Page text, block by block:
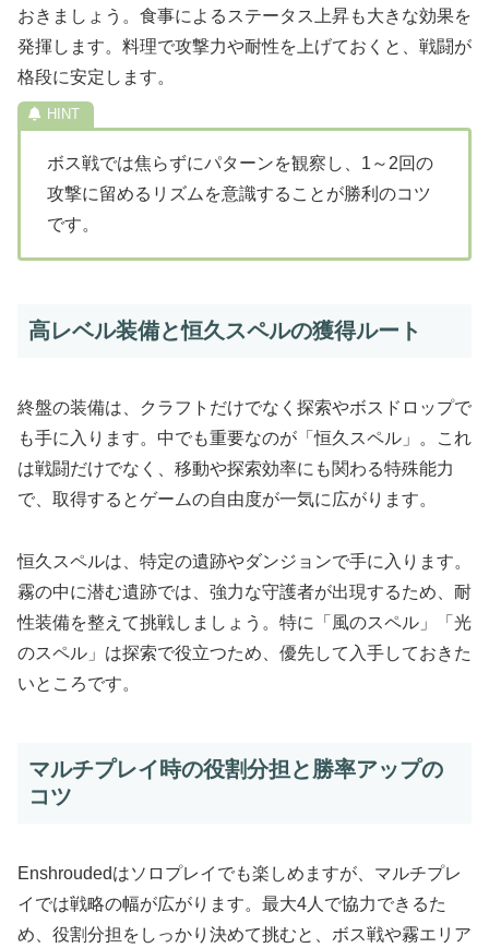
おきましょう。食事によるステータス上昇も大きな効果を
発揮します。料理で攻撃力や耐性を上げておくと、戦闘が
格段に安定します。
ボス戦では焦らずにパターンを観察し、1～2回の
攻撃に留めるリズムを意識することが勝利のコツ
です。
高レベル装備と恒久スペルの獲得ルート
終盤の装備は、クラフトだけでなく探索やボスドロップで
も手に入ります。中でも重要なのが「恒久スペル」。これ
は戦闘だけでなく、移動や探索効率にも関わる特殊能力
で、取得するとゲームの自由度が一気に広がります。
恒久スペルは、特定の遺跡やダンジョンで手に入ります。
霧の中に潜む遺跡では、強力な守護者が出現するため、耐
性装備を整えて挑戦しましょう。特に「風のスペル」「光
のスペル」は探索で役立つため、優先して入手しておきた
いところです。
マルチプレイ時の役割分担と勝率アップの
コツ
Enshroudedはソロプレイでも楽しめますが、マルチプレ
イでは戦略の幅が広がります。最大4人で協力できるた
め、役割分担をしっかり決めて挑むと、ボス戦や霧エリア